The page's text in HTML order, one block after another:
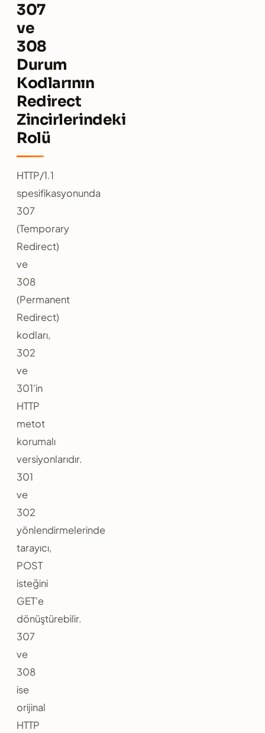
307
ve
308
Durum
Kodlarının
Redirect
Zincirlerindeki
Rolü
HTTP/1.1
spesifikasyonunda
307
(Temporary
Redirect)
ve
308
(Permanent
Redirect)
kodları,
302
ve
301'in
HTTP
metot
korumalı
versiyonlarıdır.
301
ve
302
yönlendirmelerinde
tarayıcı,
POST
isteğini
GET'e
dönüştürebilir.
307
ve
308
ise
orijinal
HTTP